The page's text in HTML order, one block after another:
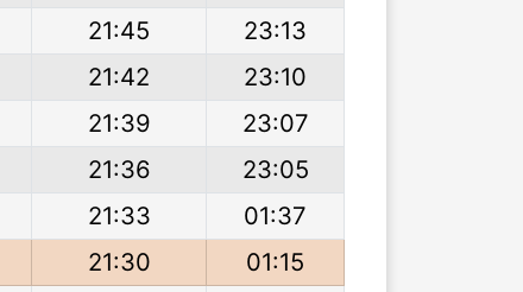
21:45
23:13
21:42
23:10
21:39
23:07
21:36
23:05
21:33
01:37
21:30
01:15